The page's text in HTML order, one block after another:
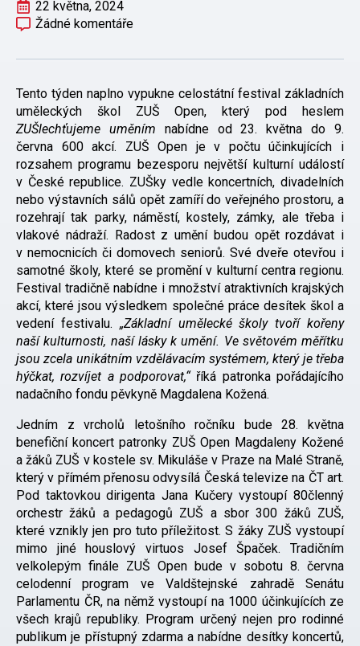
22 května, 2024
Žádné komentáře
Tento týden naplno vypukne celostátní festival základních
uměleckých škol ZUŠ Open, který pod heslem
ZUŠlechťujeme uměním nabídne od 23. května do 9.
června 600 akcí. ZUŠ Open je v počtu účinkujících i
rozsahem programu bezesporu největší kulturní událostí
v České republice. ZUŠky vedle koncertních, divadelních
nebo výstavních sálů opět zamíří do veřejného prostoru, a
rozehrají tak parky, náměstí, kostely, zámky, ale třeba i
vlakové nádraží. Radost z umění budou opět rozdávat i
v nemocnicích či domovech seniorů. Své dveře otevřou i
samotné školy, které se promění v kulturní centra regionu.
Festival tradičně nabídne i množství atraktivních krajských
akcí, které jsou výsledkem společné práce desítek škol a
vedení festivalu. „Základní umělecké školy tvoří kořeny
naší kulturnosti, naší lásky k umění. Ve světovém měřítku
jsou zcela unikátním vzdělávacím systémem, který je třeba
hýčkat, rozvíjet a podporovat,“ říká patronka pořádajícího
nadačního fondu pěvkyně Magdalena Kožená.
Jedním z vrcholů letošního ročníku bude 28. května
benefiční koncert patronky ZUŠ Open Magdaleny Kožené
a žáků ZUŠ v kostele sv. Mikuláše v Praze na Malé Straně,
který v přímém přenosu odvysílá Česká televize na ČT art.
Pod taktovkou dirigenta Jana Kučery vystoupí 80členný
orchestr žáků a pedagogů ZUŠ a sbor 300 žáků ZUŠ,
které vznikly jen pro tuto příležitost. S žáky ZUŠ vystoupí
mimo jiné houslový virtuos Josef Špaček. Tradičním
velkolepým finále ZUŠ Open bude v sobotu 8. června
celodenní program ve Valdštejnské zahradě Senátu
Parlamentu ČR, na němž vystoupí na 1000 účinkujících ze
všech krajů republiky. Program určený nejen pro rodinné
publikum je přístupný zdarma a nabídne desítky koncertů,